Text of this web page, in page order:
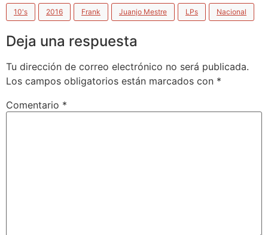
10's 2016 Frank Juanjo Mestre LPs Nacional
Deja una respuesta
Tu dirección de correo electrónico no será publicada.
Los campos obligatorios están marcados con *
Comentario *